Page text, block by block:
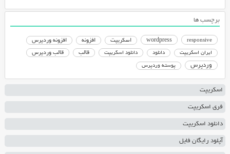
برچسب ها
responsive
wordpress اسکریپت افزونه افزونه وردپرس
ایران اسکریپت دانلود دانلود اسکریپت قالب قالب وردپرس
وردپرس پوسته وردپرس
اسکریپت
فری اسکریپت
دانلود اسکریپت
آپلود رایگان فایل